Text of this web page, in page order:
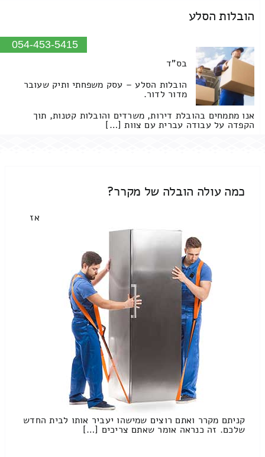
הובלות הסלע
054-453-5415
בס"ד
הובלות הסלע – עסק משפחתי ותיק שעובר
מדור לדור.
אנו מתמחים בהובלת דירות, משרדים והובלות קטנות, תוך
הקפדה על עבודה עברית עם צוות […]
כמה עולה הובלה של מקרר?
אז
קניתם מקרר ואתם רוצים שמישהו יעביר אותו לבית החדש
שלכם. זה כנראה אומר שאתם צריכים […]